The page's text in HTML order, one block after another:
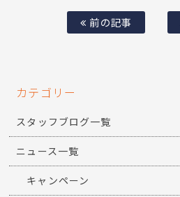
前の記事
カテゴリー
スタッフブログ一覧
ニュース一覧
キャンペーン